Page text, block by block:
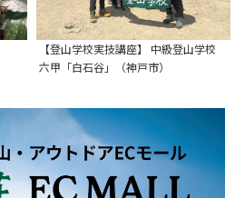
【登山学校実技講座】 中級登山学校
六甲「白石谷」（神戸市）